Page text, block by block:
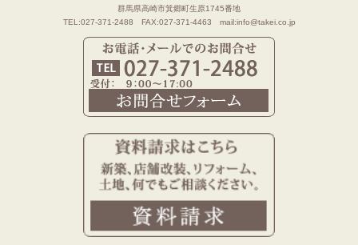
群馬県高崎市箕郷町生原1745番地
TEL:027-371-2488 FAX:027-371-4463 mail:info@takei.co.jp